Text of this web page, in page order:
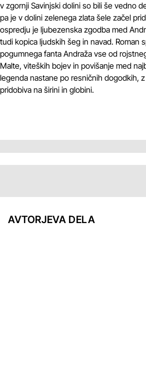
v zgornji Savinjski dolini so bili še vedno
pa je v dolini zelenega zlata šele začel
ospredju je ljubezenska zgodba med
tudi kopica ljudskih šeg in navad. Roman
pogumnega fanta Andraža vse od
Malte, viteških bojev in povišanje med
legenda nastane po resničnih dogodkih,
pridobiva na širini in globini.
AVTORJEVA DELA